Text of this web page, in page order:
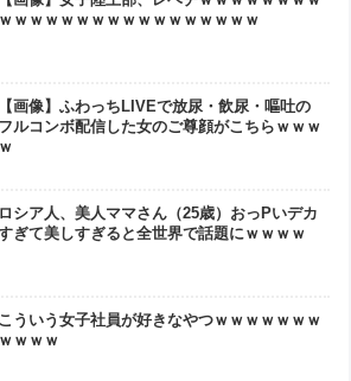
ｗｗｗｗｗｗｗｗｗｗｗｗｗｗｗｗｗ
【画像】ふわっちLIVEで放尿・飲尿・嘔吐の
フルコンボ配信した女のご尊顔がこちらｗｗｗ
ｗ
ロシア人、美人ママさん（25歳）おっPいデカ
ぎて美しすぎると全世界で話題にｗｗｗｗ
こういう女子社員が好きなやつｗｗｗｗｗｗｗ
ｗｗｗｗ